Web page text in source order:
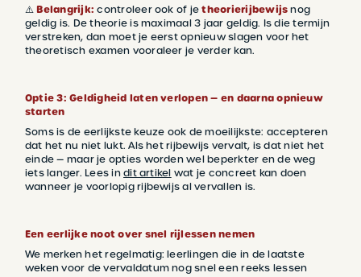
⚠️Belangrijk: controleer ook of jetheorierijbewijsnog
geldig is. De theorie is maximaal 3 jaar geldig. Is die termijn
verstreken, dan moet je eerst opnieuw slagen voor het
theoretisch examen vooraleer je verder kan.
Optie 3: Geldigheid laten verlopen — en daarna opnieuw
starten
Soms is de eerlijkste keuze ook de moeilijkste: accepteren
dat het nu niet lukt. Als het rijbewijs vervalt, is dat niet het
einde — maar je opties worden wel beperkter en de weg
iets langer. Lees indit artikel wat je concreet kan doen
wanneer je voorlopig rijbewijs al vervallen is.
Een eerlijke noot over snel rijlessen nemen
We merken het regelmatig: leerlingen die in de laatste
weken voor de vervaldatum nog snel een reeks lessen